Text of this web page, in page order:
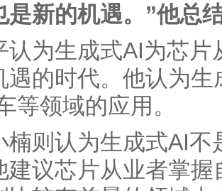
是新的机遇。”他总
生成式AI为芯片
遇的时代。他认为
等领域的应用。
认为生成式AI不
建议芯片从业者掌